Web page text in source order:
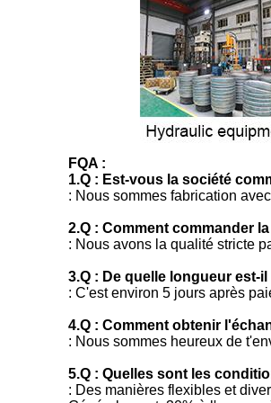
FQA :
1.Q : Est-vous la société
: Nous sommes fabrication
2.Q : Comment commander
: Nous avons la qualité stricte
3.Q : De quelle longueur est-
: C'est environ 5 jours après
4.Q : Comment obtenir
: Nous sommes heureux de
5.Q : Quelles sont les
: Des manières flexibles et